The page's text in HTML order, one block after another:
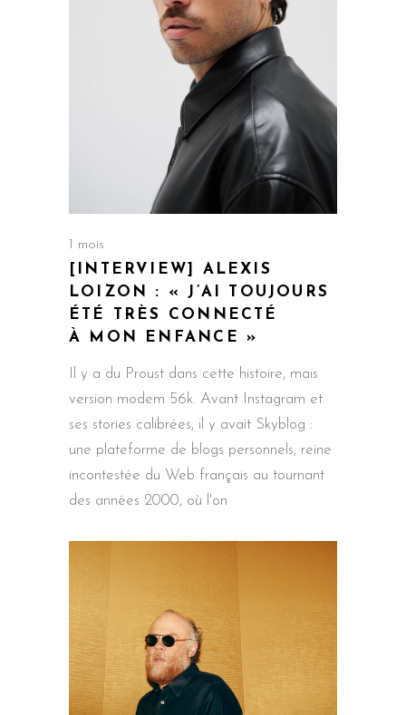
1 mois
[INTERVIEW] ALEXIS
LOIZON : « J’AI TOUJOURS
ÉTÉ TRÈS CONNECTÉ
À MON ENFANCE »
Il y a du Proust dans cette histoire, mais
version modem 56k. Avant Instagram et
ses stories calibrées, il y avait Skyblog :
une plateforme de blogs personnels, reine
incontestée du Web français au tournant
des années 2000, où l'on